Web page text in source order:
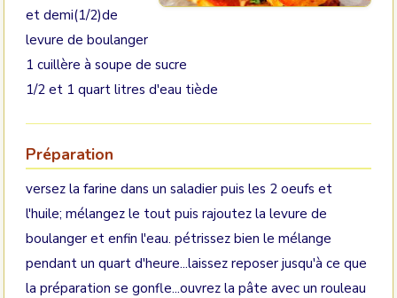
et demi(1/2)de
levure de boulanger
1 cuillère à soupe de sucre
1/2 et 1 quart litres d'eau tiède
Préparation
versez la farine dans un saladier puis les 2 oeufs et
l'huile; mélangez le tout puis rajoutez la levure de
boulanger et enfin l'eau. pétrissez bien le mélange
pendant un quart d'heure...laissez reposer jusqu'à ce que
la préparation se gonfle...ouvrez la pâte avec un rouleau